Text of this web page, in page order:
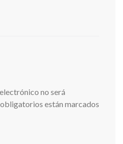
no será
están marcados